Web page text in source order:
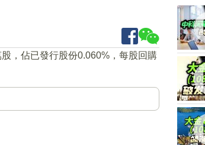
，佔已發行股份0.060%，每股回購